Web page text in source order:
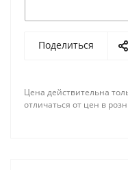
Поделиться
Цена действительна
отличаться от цен в